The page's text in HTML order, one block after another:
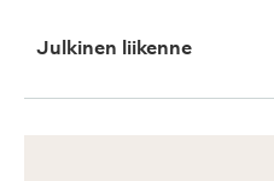
Julkinen liikenne